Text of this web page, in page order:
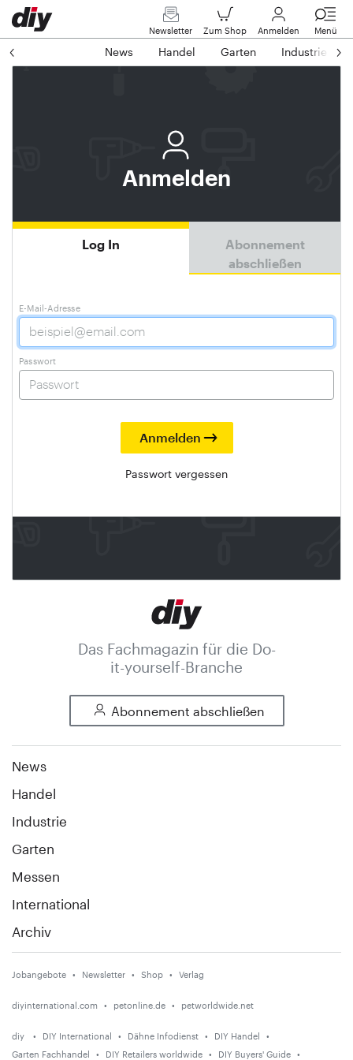
Newsletter Zum Shop Anmelden Menü
News Handel Garten Industrie
Anmelden
Log In
Abonnement
abschließen
E-Mail-Adresse
Passwort
Passwort vergessen
Das Fachmagazin für die Do-
it-yourself-Branche
Abonnement abschließen
News
Handel
Industrie
Garten
Messen
International
Archiv
Jobangebote Newsletter Shop Verlag
diyinternational.com petonline.de petworldwide.net
diy DIY International Dähne Infodienst
DIY Handel
Garten Fachhandel
DIY Retailers worldwide DIY Buyers' Guide